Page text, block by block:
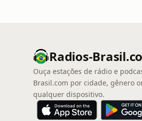
Radios-
Ouça estações de rádio e
Brasil.com por cidade, gênero
qualquer dispositivo.